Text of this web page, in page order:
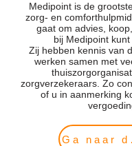
Medipoint is de
zorg- en
gaat om advies,
bij Medipoint
Zij hebben kennis van
werken samen met
zorgverzekeraars. Zo
of u in aanmerking